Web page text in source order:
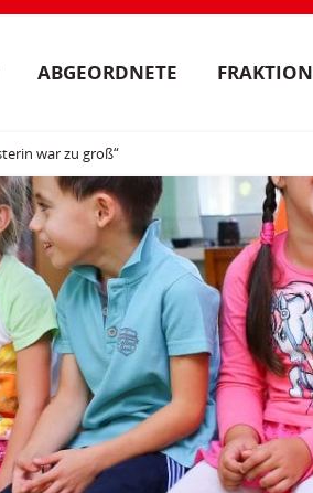
ABGEORDNETE FRAKTION
war zu groß“